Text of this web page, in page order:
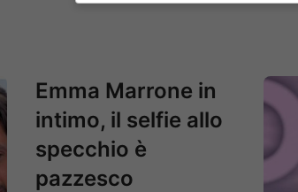
Emma Marrone in
intimo, il selfie allo
specchio è
pazzesco